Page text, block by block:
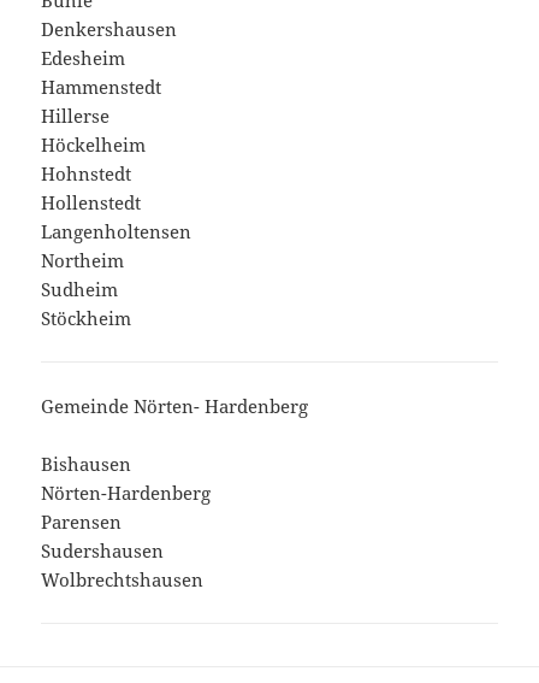
Denkershausen
Edesheim
Hammenstedt
Hillerse
Höckelheim
Hohnstedt
Hollenstedt
Langenholtensen
Northeim
Sudheim
Stöckheim
Gemeinde Nörten- Hardenberg
Bishausen
Nörten-Hardenberg
Parensen
Sudershausen
Wolbrechtshausen